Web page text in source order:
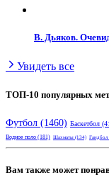
В. Дьяков.
Увидеть все
ТОП-10 популярных
Футбол (1460) Баскетбол
Водное поло (181) Шахматы (134) Гандбол
Вам также может